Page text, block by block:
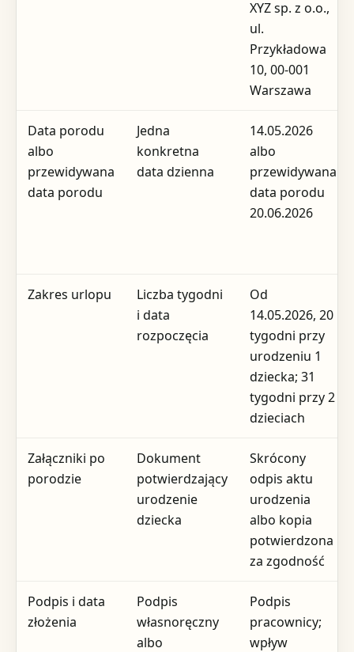
XYZ sp. z o.o.,
ul.
Przykładowa
10, 00-001
Warszawa
Data porodu
albo
przewidywana
data porodu
Jedna
konkretna
data dzienna
14.05.2026
albo
przewidywana
data porodu
20.06.2026
Zakres urlopu
Liczba tygodni
i data
rozpoczęcia
Od
14.05.2026, 20
tygodni przy
urodzeniu 1
dziecka; 31
tygodni przy 2
dzieciach
Załączniki po
porodzie
Dokument
potwierdzający
urodzenie
dziecka
Skrócony
odpis aktu
urodzenia
albo kopia
potwierdzona
za zgodność
Podpis i data
złożenia
Podpis
własnoręczny
albo
Podpis
pracownicy;
wpływ